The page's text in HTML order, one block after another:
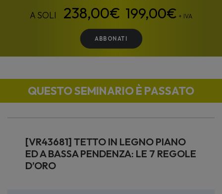
199,00€ + IVA
ABBONATI
QUESTO SEMINARIO È PASSATO
[VR43681] TETTO IN LEGNO PIANO
ED A BASSA PENDENZA: LE 7 REGOLE
D’ORO